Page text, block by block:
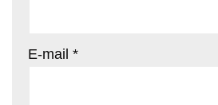
E-mail *